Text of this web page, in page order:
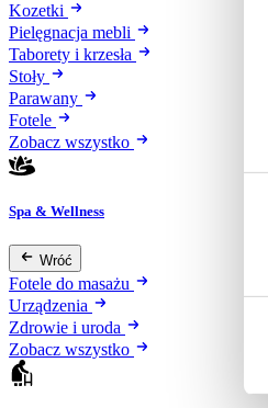
Kozetki
Pielęgnacja mebli
Taborety i krzesła
Stoły
Parawany
Fotele
Zobacz wszystko
Spa & Wellness
Wróć
Fotele do masażu
Urządzenia
Zdrowie i uroda
Zobacz wszystko